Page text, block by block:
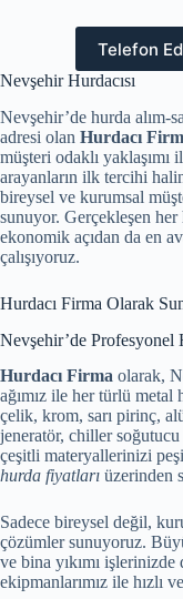
Telefon
Nevşehir Hurdacısı
Nevşehir’de hurda alım-
adresi olan Hurdacı
müşteri odaklı yaklaşımı
arayanların ilk tercihi
bireysel ve kurumsal
sunuyor. Gerçekleşen her
ekonomik açıdan da en
çalışıyoruz.
Hurdacı Firma Olarak
Nevşehir’de Profesyonel
Hurdacı Firma olarak,
ağımız ile her türlü metal
çelik, krom, sarı pirinç,
jeneratör, chiller
çeşitli materyallerinizi
hurda fiyatları üzerinden
Sadece bireysel değil,
çözümler sunuyoruz.
ve bina yıkımı
ekipmanlarımız ile hızlı